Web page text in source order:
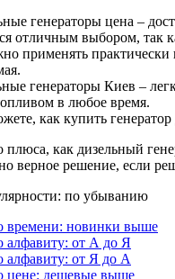
генераторы цена –
отличным выбором, так
применять
генераторы Киев –
в любое время.
как купить
плюса, как дизельный
верное решение, если
по убыванию
времени: новинки выше
алфавиту: от А до Я
алфавиту: от Я до А
цене: дешевые выше